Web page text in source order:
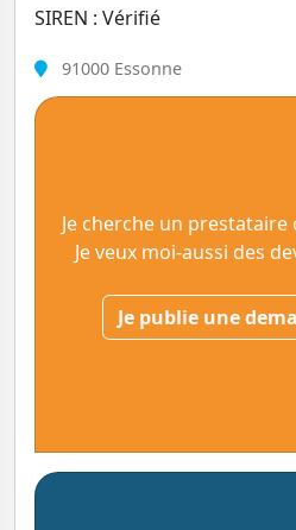
SIREN : Vérifié
91000 Essonne
Je cherche un
Je veux moi-aussi des
Je publie une